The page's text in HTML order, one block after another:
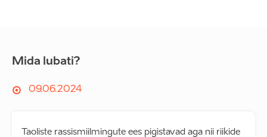
Mida lubati?
09.06.2024
Taoliste rassismiilmingute ees pigistavad aga nii riikide